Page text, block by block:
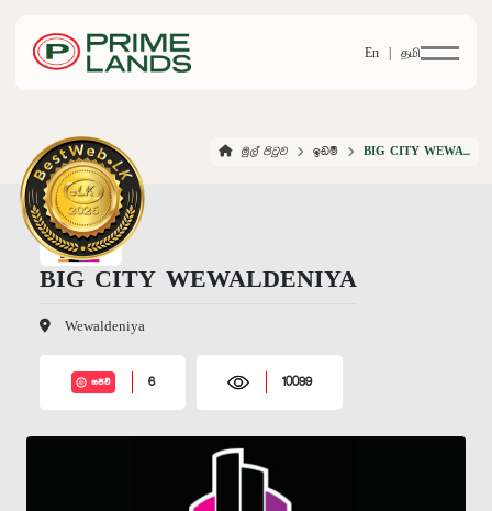
En | தமி
මුල් පිටුව ඉඩම් BIG CITY WEWALDENIYA
BIG CITY WEWALDENIYA
Wewaldeniya
සජීවී 6 10099